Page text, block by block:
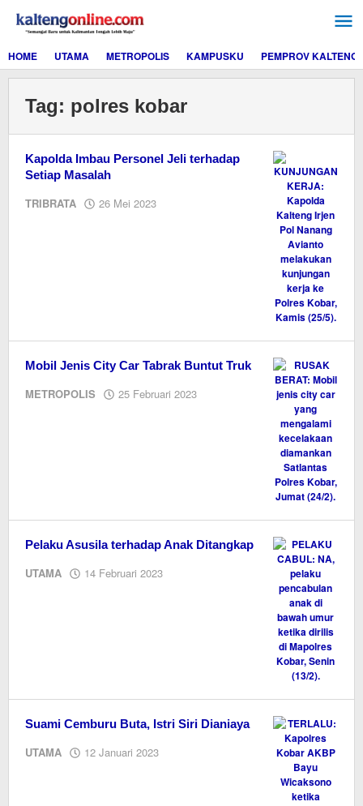
konten
HOME
UTAMA METROPOLIS KAMPUSKU PEMPROV KALTENG
Tag: polres kobar
Kapolda Imbau Personel Jeli terhadap
Setiap Masalah
TRIBRATA 26 Mei 2023
Mobil Jenis City Car Tabrak Buntut Truk
METROPOLIS 25 Februari 2023
Pelaku Asusila terhadap Anak Ditangkap
UTAMA 14 Februari 2023
Suami Cemburu Buta, Istri Siri Dianiaya
UTAMA 12 Januari 2023